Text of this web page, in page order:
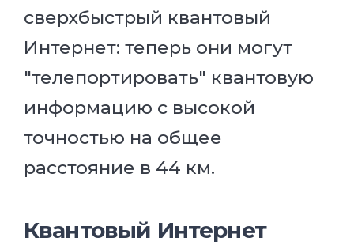
сверхбыстрый квантовый
Интернет: теперь они могут
"телепортировать" квантовую
информацию с высокой
точностью на общее
расстояние в 44 км.
Квантовый Интернет